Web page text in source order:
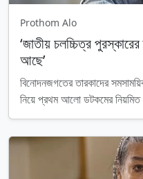
Prothom Alo
‘জাতীয় চলচ্চিত্র
আছে’
বিনোদনজগতের তারকাদের
নিয়ে প্রথম আলো ডটকমের